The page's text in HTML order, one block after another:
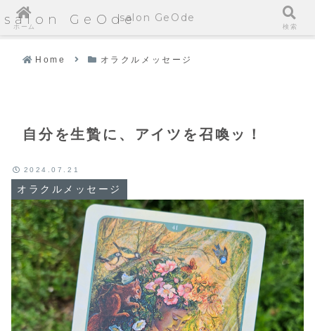
salon GeOde
Home オラクルメッセージ
自分を生贄に、アイツを召喚ッ！
オラクルメッセージ
2024.07.21
ホーム
salon GeOde
検索